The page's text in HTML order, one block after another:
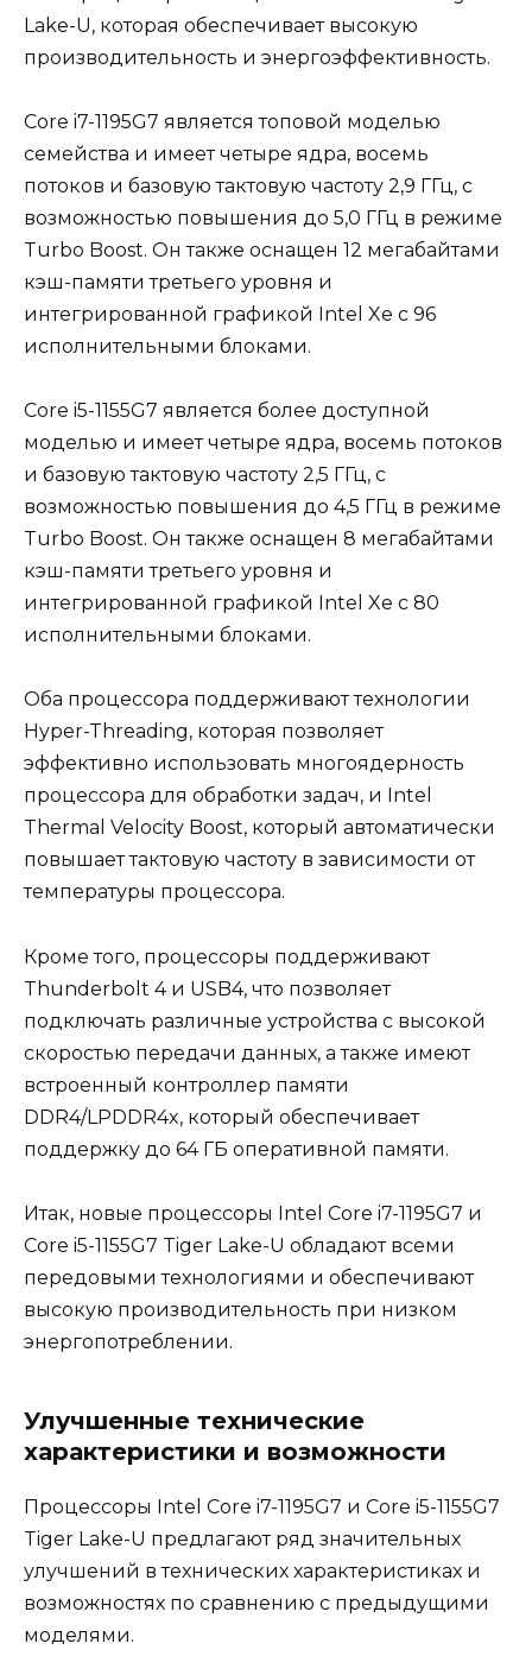
Lake-U, которая обеспечивает высокую
производительность и энергоэффективность.
Core i7-1195G7 является топовой моделью
семейства и имеет четыре ядра, восемь
потоков и базовую тактовую частоту 2,9 ГГц, с
возможностью повышения до 5,0 ГГц в режиме
Turbo Boost. Он также оснащен 12 мегабайтами
кэш-памяти третьего уровня и
интегрированной графикой Intel Xe с 96
исполнительными блоками.
Core i5-1155G7 является более доступной
моделью и имеет четыре ядра, восемь потоков
и базовую тактовую частоту 2,5 ГГц, с
возможностью повышения до 4,5 ГГц в режиме
Turbo Boost. Он также оснащен 8 мегабайтами
кэш-памяти третьего уровня и
интегрированной графикой Intel Xe с 80
исполнительными блоками.
Оба процессора поддерживают технологии
Hyper-Threading, которая позволяет
эффективно использовать многоядерность
процессора для обработки задач, и Intel
Thermal Velocity Boost, который автоматически
повышает тактовую частоту в зависимости от
температуры процессора.
Кроме того, процессоры поддерживают
Thunderbolt 4 и USB4, что позволяет
подключать различные устройства с высокой
скоростью передачи данных, а также имеют
встроенный контроллер памяти
DDR4/LPDDR4x, который обеспечивает
поддержку до 64 ГБ оперативной памяти.
Итак, новые процессоры Intel Core i7-1195G7 и
Core i5-1155G7 Tiger Lake-U обладают всеми
передовыми технологиями и обеспечивают
высокую производительность при низком
энергопотреблении.
Улучшенные технические
характеристики и возможности
Процессоры Intel Core i7-1195G7 и Core i5-1155G7
Tiger Lake-U предлагают ряд значительных
улучшений в технических характеристиках и
возможностях по сравнению с предыдущими
моделями.